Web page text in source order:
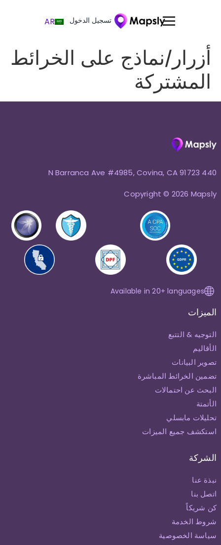
تسجيل الدخول AR
أزرار/نماذج على الخرائط
المشتركة
440 N Barranca Ave #4985, Covina, CA 91723
Copyright © 2026 Mapsly
Available in 20+ languages
الميزات
التوجيه & التتبع
الأقاليم
تصوير البيانات
تضمين الخرائط المباشرة
البحث عن احتمالات
الأتمتة
تحليلات مابسلي
استكشف جميع الميزات
الشركة
نبذة عنا
اتصل بنا
كن شريكاً
شروط الخدمة
سياسة الخصوصية